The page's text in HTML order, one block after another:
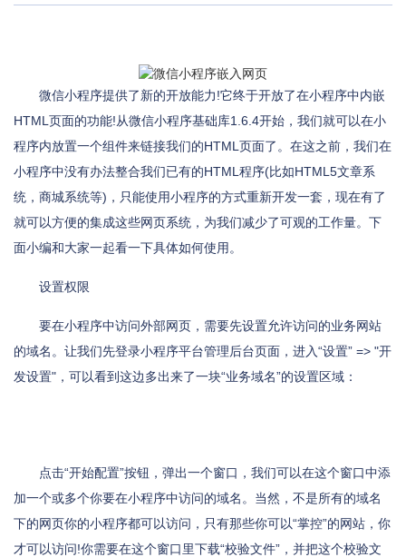
微信小程序提供了新的开放能力!它终于开放了在小程序中内嵌
HTML页面的功能!从微信小程序基础库1.6.4开始，我们就可以在小
程序内放置一个组件来链接我们的HTML页面了。在这之前，我们在
小程序中没有办法整合我们已有的HTML程序(比如HTML5文章系
统，商城系统等)，只能使用小程序的方式重新开发一套，现在有了
就可以方便的集成这些网页系统，为我们减少了可观的工作量。下
面小编和大家一起看一下具体如何使用。
设置权限
要在小程序中访问外部网页，需要先设置允许访问的业务网站
的域名。让我们先登录小程序平台管理后台页面，进入“设置” => "开
发设置"，可以看到这边多出来了一块“业务域名”的设置区域：
点击“开始配置”按钮，弹出一个窗口，我们可以在这个窗口中添
加一个或多个你要在小程序中访问的域名。当然，不是所有的域名
下的网页你的小程序都可以访问，只有那些你可以“掌控”的网站，你
才可以访问!你需要在这个窗口里下载“校验文件”，并把这个校验文